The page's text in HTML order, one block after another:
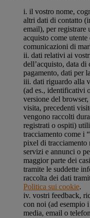
i. il vostro nome,
altri dati di contatto
email), per registrare
acquisto come
comunicazioni di
ii. dati relativi ai
dell’acquisto, data di
pagamento, dati per
iii. dati riguardo alla
(ad es., identificativi
versione del
visita, precedenti
vengono raccolti
registrati o ospiti)
tracciamento come i
pixel di
servizi e annunci o
maggior parte dei
tramite le suddette
raccolta dei dati
Politica sui cookie.
iv. vostri feedback,
con noi (ad esempio
media, email o